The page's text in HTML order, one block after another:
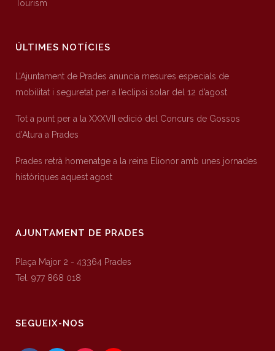
Tourism
ÚLTIMES NOTÍCIES
L’Ajuntament de Prades anuncia mesures especials de
mobilitat i seguretat per a l’eclipsi solar del 12 d’agost
Tot a punt per a la XXXVII edició del Concurs de Gossos
d’Atura a Prades
Prades retrà homenatge a la reina Elionor amb unes jornades
històriques aquest agost
AJUNTAMENT DE PRADES
Plaça Major 2 - 43364 Prades
Tel. 977 868 018
SEGUEIX-NOS